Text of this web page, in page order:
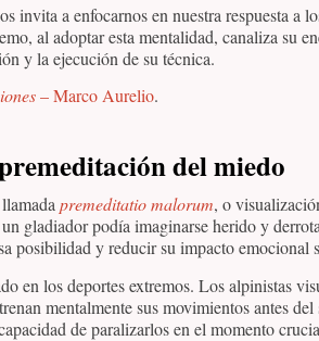
invita a enfocarnos en nuestra respuesta a
al adoptar esta mentalidad, canaliza su
y la ejecución de su técnica.
– Marco Aurelio.
del miedo
premeditatio malorum, o
gladiador podía imaginarse herido y
posibilidad y reducir su impacto emocional
en los deportes extremos. Los alpinistas
mentalmente sus movimientos antes
de paralizarlos en el momento